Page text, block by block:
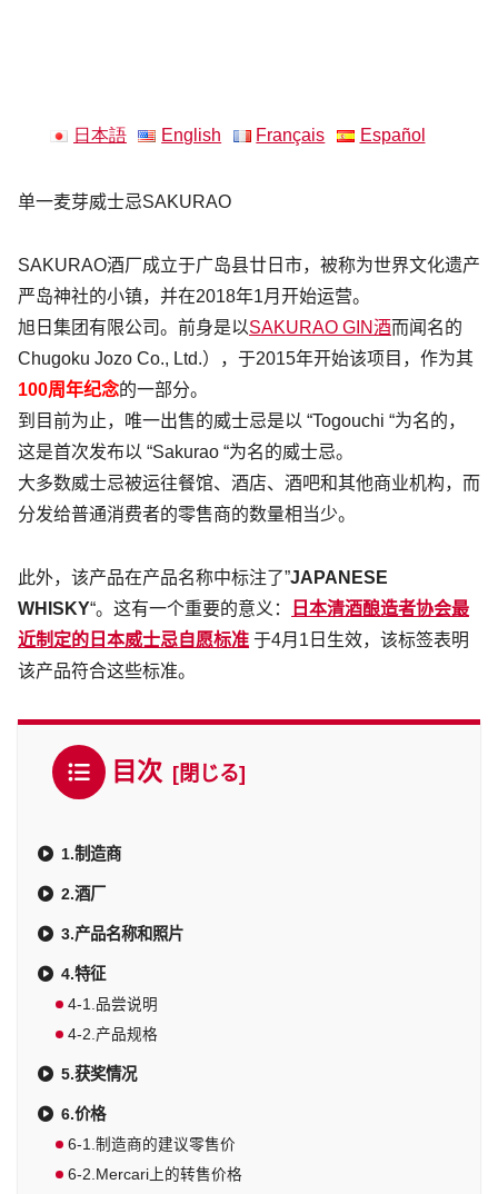
日本語 English Français Español
单一麦芽威士忌SAKURAO
SAKURAO酒厂成立于广岛县廿日市，被称为世界文化遗产
严岛神社的小镇，并在2018年1月开始运营。
旭日集团有限公司。前身是以SAKURAO GIN酒而闻名的
Chugoku Jozo Co., Ltd.），于2015年开始该项目，作为其
100周年纪念的一部分。
到目前为止，唯一出售的威士忌是以 “Togouchi “为名的，
这是首次发布以 “Sakurao “为名的威士忌。
大多数威士忌被运往餐馆、酒店、酒吧和其他商业机构，而
分发给普通消费者的零售商的数量相当少。
此外，该产品在产品名称中标注了”JAPANESE
WHISKY“。这有一个重要的意义：
日本清酒酿造者协会最
近制定的日本威士忌自愿标准 于4月1日生效，该标签表明
该产品符合这些标准。
目次
1.制造商
2.酒厂
3.产品名称和照片
4.特征
4-1.品尝说明
4-2.产品规格
5.获奖情况
6.价格
6-1.制造商的建议零售价
6-2.Mercari上的转售价格